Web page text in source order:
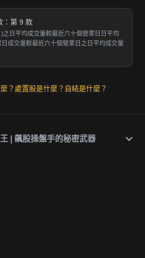
：第 9 款
之日平均成交量較最近六十個營業日日平均
成交量較最近六十個營業日之日平均成交量
？ 處置股是什麼？ 自結是什麼？
| 飆股操盤手的秘密武器